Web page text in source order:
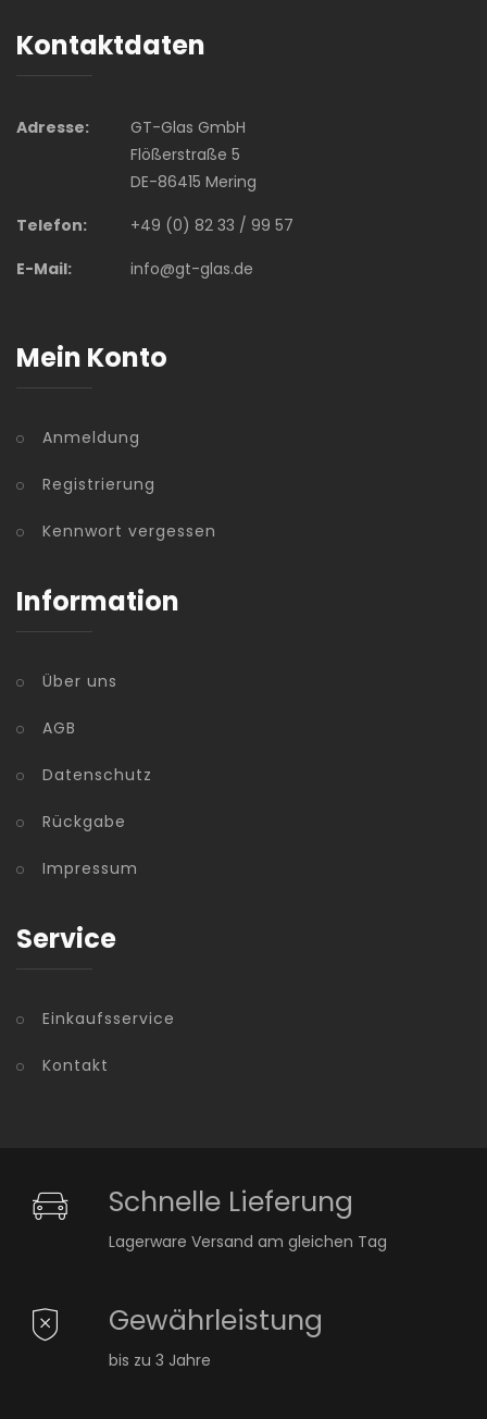
Kontaktdaten
Adresse:
GT-Glas GmbH
Flößerstraße 5
DE-86415 Mering
Telefon:
+49 (0) 82 33 / 99 57
E-Mail:
info@gt-glas.de
Mein Konto
Anmeldung
Registrierung
Kennwort vergessen
Information
Über uns
AGB
Datenschutz
Rückgabe
Impressum
Service
Einkaufsservice
Kontakt
Schnelle Lieferung
Lagerware Versand am gleichen Tag
Gewährleistung
bis zu 3 Jahre